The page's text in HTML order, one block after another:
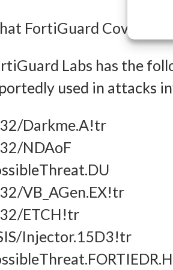
FortiGuard Coverage
Labs has the
used in attacks
Darkme.A!tr
NDAoF
VB_AGen.EX!tr
ETCH!tr
Injector.15D3!tr